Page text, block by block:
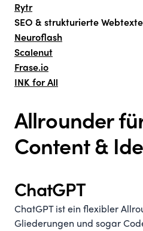
Rytr
SEO & strukturierte Webtexte
Neuroflash
Scalenut
Frase.io
INK for All
Allrounder
Content &
ChatGPT
ChatGPT ist ein flexibler
Gliederungen und sogar